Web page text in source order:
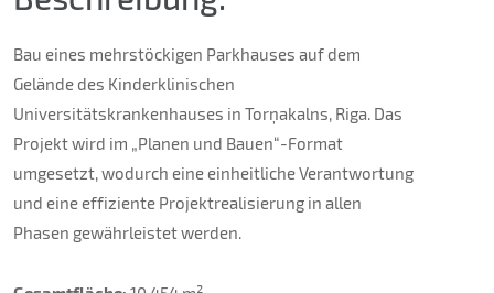
Bau eines mehrstöckigen Parkhauses auf dem
Gelände des Kinderklinischen
Universitätskrankenhauses in Torņakalns, Riga. Das
Projekt wird im „Planen und Bauen“-Format
umgesetzt, wodurch eine einheitliche Verantwortung
und eine effiziente Projektrealisierung in allen
Phasen gewährleistet werden.